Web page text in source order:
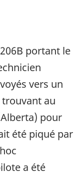
portant le
vers un
au
pour
été piqué par
a été